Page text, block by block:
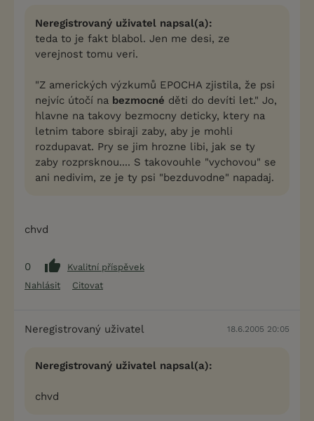
Neregistrovaný uživatel napsal(a):
teda to je fakt blabol. Jen me desi, ze
verejnost tomu veri.
"Z amerických výzkumů EPOCHA zjistila, že psi
nejvíc útočí na bezmocné děti do devíti let." Jo,
hlavne na takovy bezmocny deticky, ktery na
letnim tabore sbiraji zaby, aby je mohli
rozdupavat. Pry se jim hrozne libi, jak se ty
zaby rozprsknou.... S takovouhle "vychovou" se
ani nedivim, ze je ty psi "bezduvodne" napadaj.
chvd
0
Kvalitní příspěvek
Nahlásit
Citovat
Neregistrovaný uživatel 18.6.2005 20:05
Neregistrovaný uživatel napsal(a):
chvd